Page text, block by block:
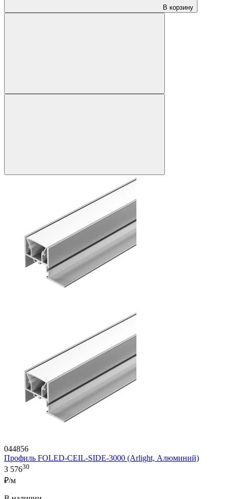
В корзину
044856
Профиль FOLED-CEIL-SIDE-3000 (Arlight, Алюминий)
3 57630
₽/м